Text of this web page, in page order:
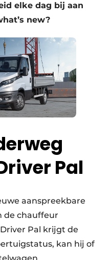
elke dag bij aan
new?
Pal
aanspreekbare
de chauffeur
Pal krijgt de
kan hij of